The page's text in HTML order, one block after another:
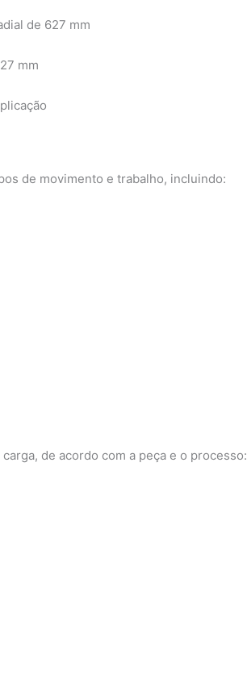
de 627 mm
mm
de movimento e trabalho, incluindo:
de acordo com a peça e o processo: